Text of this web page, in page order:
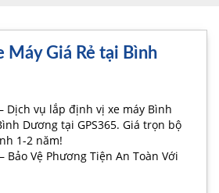
Máy Giá Rẻ tại Bình
Dịch vụ lắp định vị xe máy Bình
Dương tại GPS365. Giá trọn bộ
1-2 năm!
Vệ Phương Tiện An Toàn Với